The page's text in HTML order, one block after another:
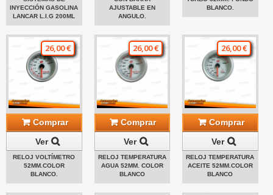
INYECCIÓN GASOLINA
LANCAR L.I.G 200ML
AJUSTABLE EN
ANGULO.
BLANCO.
26,00 €
Comprar
Ver
RELOJ VOLTÍMETRO
52MM.COLOR
BLANCO.
26,00 €
Comprar
Ver
RELOJ TEMPERATURA
AGUA 52MM. COLOR
BLANCO
26,00 €
Comprar
Ver
RELOJ TEMPERATURA
ACEITE 52MM.COLOR
BLANCO